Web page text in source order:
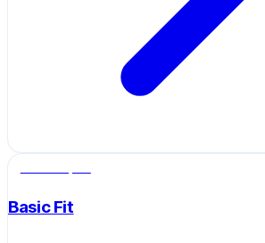
Basic Fit